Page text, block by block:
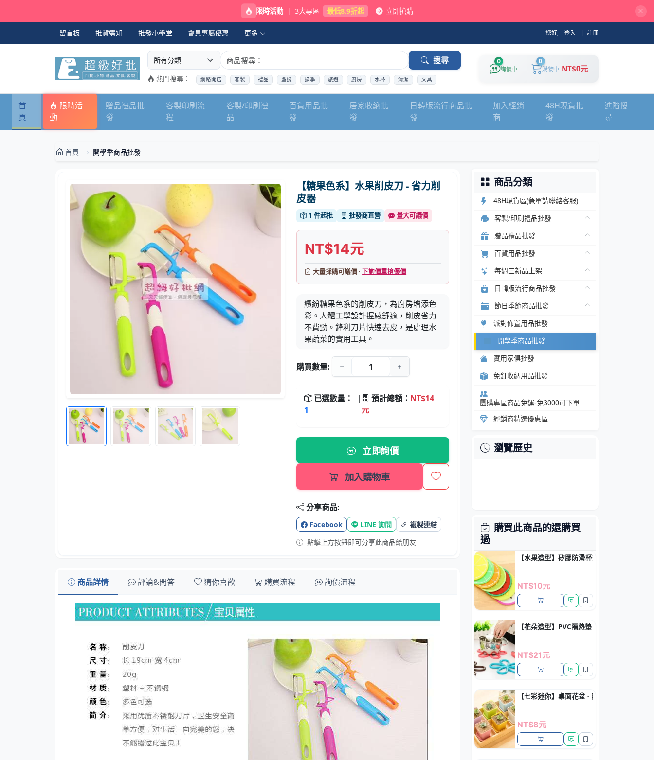
限時活動 | 3大專區 最低8.9折起 立即搶購
留言板 批貨需知 批發小學堂 會員專屬優惠 更多 您好, 登入 | 註冊
選擇商品分類
搜尋商品關鍵字 搜尋
熱門搜尋： 網路開店 客製 禮品 聖誕 換季 旅遊 廚房 水杯 清潔 文具
0
詢價車
0
購物車 NT$0元
首
頁
限時活
動
贈品禮品批
發
客製印刷流
程
客製/印刷禮
品
百貨用品批
發
居家收納批
發
日韓版流行商品批
發
加入經銷
商
48H現貨批
發
進階搜
尋
首頁 開學季商品批發
【糖果色系】水果削皮刀 - 省力削
皮器
1 件起批 批發商直營 量大可議價
NT$14元
大量採購可議價 ·下詢價單搶優價
繽紛糖果色系的削皮刀，為廚房增添色
彩。人體工學設計握感舒適，削皮省力
不費勁。鋒利刀片快速去皮，是處理水
果蔬菜的實用工具。
購買數量:
已選數量：
1
| 預計總額： NT$14
元
立即詢價
加入購物車
分享商品:
Facebook LINE 詢問
複製連結
點擊上方按鈕即可分享此商品給朋友
商品詳情 評論&問答 猜你喜歡 購買流程 詢價流程
商品分類
48H現貨區(急單請聯絡客服)
客製/印刷禮品批發
贈品禮品批發
百貨用品批發
每週三新品上架
日韓版流行商品批發
節日季節商品批發
派對佈置用品批發
開學季商品批發
實用家俱批發
免釘收納用品批發
團購專區商品免運-免3000可下單
經銷商精選優惠區
瀏覽歷史
購買此商品的還購買
過
【水果造型】矽膠防滑杯墊 - 繽紛創意餐桌墊
NT$10元
【花朵造型】PVC隔熱墊 - 防滑鍋墊廚房餐墊
NT$21元
【七彩迷你】桌面花盆 - 附托盤植栽容器
NT$8元